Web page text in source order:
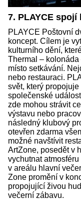
7. PLAYCE
PLAYCE Poštovní
koncept. Cílem je
kulturního dění,
Thermal –
místo setkávání.
nebo restauraci.
svět, který
společenské
zde mohou strávit
výstavu nebo
následný klubový
otevřen zdarma
možné navštívit
ArtZone, posedět v
vychutnat
v areálu hlavní
Zone promění v
propojující živou
večerní zábavu.